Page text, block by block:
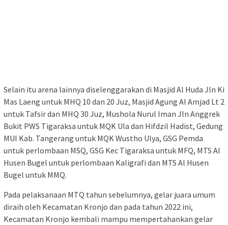
Selain itu arena lainnya diselenggarakan di Masjid Al Huda Jln Ki
Mas Laeng untuk MHQ 10 dan 20 Juz, Masjid Agung Al Amjad Lt 2
untuk Tafsir dan MHQ 30 Juz, Mushola Nurul Iman Jln Anggrek
Bukit PWS Tigaraksa untuk MQK Ula dan Hifdzil Hadist, Gedung
MUI Kab. Tangerang untuk MQK Wustho Ulya, GSG Pemda
untuk perlombaan MSQ, GSG Kec Tigaraksa untuk MFQ, MTS Al
Husen Bugel untuk perlombaan Kaligrafi dan MTS Al Husen
Bugel untuk MMQ.
Pada pelaksanaan MTQ tahun sebelumnya, gelar juara umum
diraih oleh Kecamatan Kronjo dan pada tahun 2022 ini,
Kecamatan Kronjo kembali mampu mempertahankan gelar